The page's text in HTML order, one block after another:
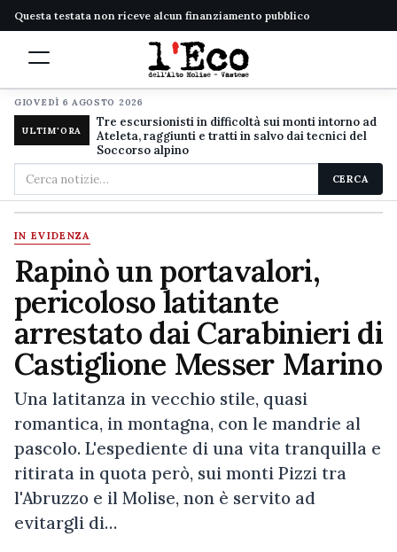
Questa testata non riceve alcun finanziamento pubblico
GIOVEDÌ 6 AGOSTO 2026
ULTIM'ORA
Tre escursionisti in difficoltà sui monti intorno ad
Ateleta, raggiunti e tratti in salvo dai tecnici del
Soccorso alpino
Cerca
nel
sito
CERCA
IN EVIDENZA
Rapinò un portavalori,
pericoloso latitante
arrestato dai Carabinieri di
Castiglione Messer Marino
Una latitanza in vecchio stile, quasi
romantica, in montagna, con le mandrie al
pascolo. L'espediente di una vita tranquilla e
ritirata in quota però, sui monti Pizzi tra
l'Abruzzo e il Molise, non è servito ad
evitargli di…